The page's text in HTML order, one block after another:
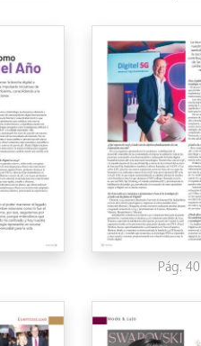
Pág. 40